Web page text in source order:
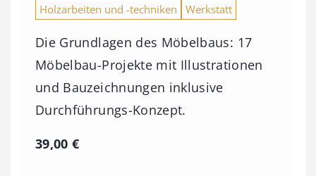
Holzarbeiten und -techniken
Werkstatt
Die Grundlagen des Möbelbaus: 17
Möbelbau-Projekte mit Illustrationen
und Bauzeichnungen inklusive
Durchführungs-Konzept.
39,00€